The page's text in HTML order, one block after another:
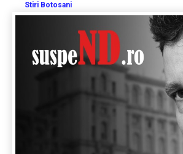
Stiri Botosani